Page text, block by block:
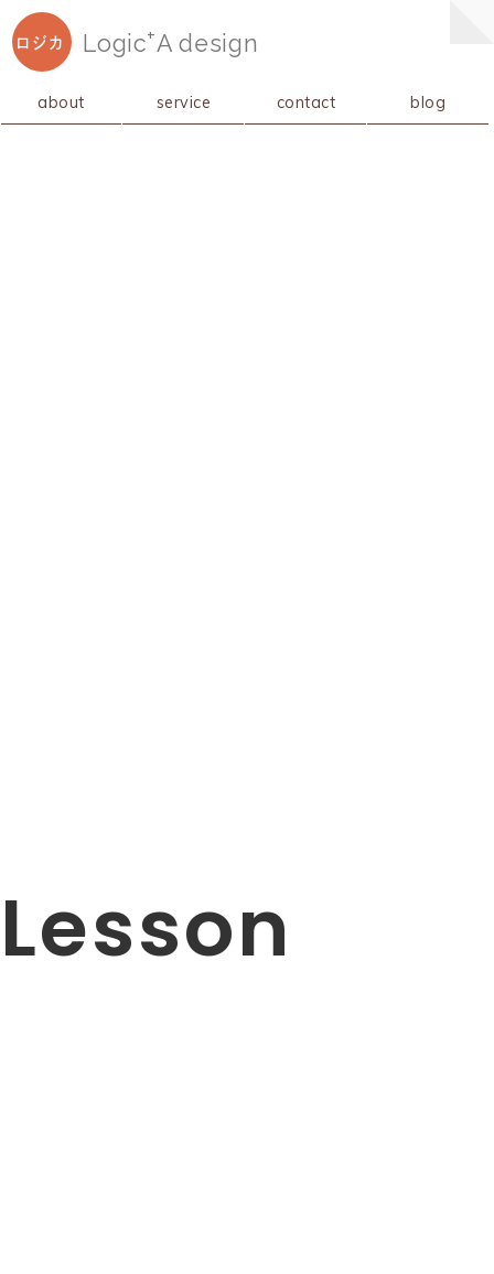
ロジカ Logic+A design
about service contact blog
Lesson